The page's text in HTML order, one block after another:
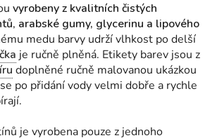
vyrobeny z kvalitních čistých
, arabské gumy, glycerinu a lipového
medu barvy udrží vlhkost po delší
je ručně plněná. Etikety barev jsou z
doplněné ručně malovanou ukázkou
po přidání vody velmi dobře a rychle
je vyrobena pouze z jednoho